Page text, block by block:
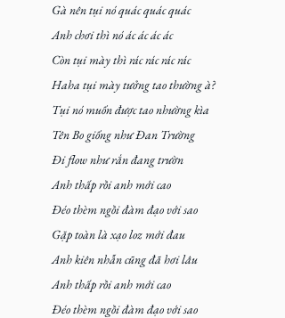
Gà nên tụi nó quác quác quác
Anh chơi thì nó ác ác ác ác
Còn tụi mày thì rác rác rác rác
Haha tụi mày tưởng tao thường à?
Tụi nó muốn được tao nhường kìa
Tên Bo giống như Đan Trường
Đi flow như rắn đang trườn
Anh thấp rồi anh mới cao
Đéo thèm ngồi đàm đạo với sao
Gặp toàn là xạo loz mới đau
Anh kiên nhẫn cũng đã hơi lâu
Anh thấp rồi anh mới cao
Đéo thèm ngồi đàm đạo với sao